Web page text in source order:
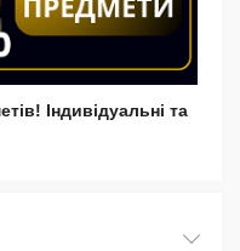
Індивідуальні та